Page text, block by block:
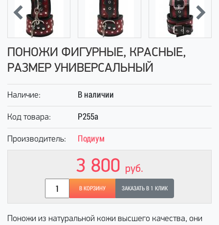
ПОНОЖИ ФИГУРНЫЕ, КРАСНЫЕ,
РАЗМЕР УНИВЕРСАЛЬНЫЙ
Наличие: В наличии
Код товара: Р255а
Производитель: Подиум
3 800 руб.
В КОРЗИНУ ЗАКАЗАТЬ В 1 КЛИК
Поножи из натуральной кожи высшего качества, они